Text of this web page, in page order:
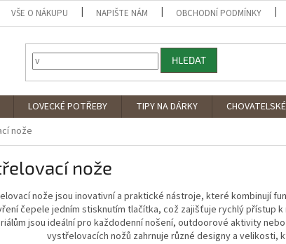
VŠE O NÁKUPU NAPIŠTE NÁM OBCHODNÍ PODMÍNKY
HLEDAT
LOVECKÉ POTŘEBY TIPY NA DÁRKY
nože
nože
nože jsou inovativní a praktické nástroje, které kombinují
čepele jedním stisknutím tlačítka, což zajišťuje rychlý přístup
jsou ideální pro každodenní nošení, outdoorové aktivity
vystřelovacích nožů zahrnuje různé designy a velikosti,